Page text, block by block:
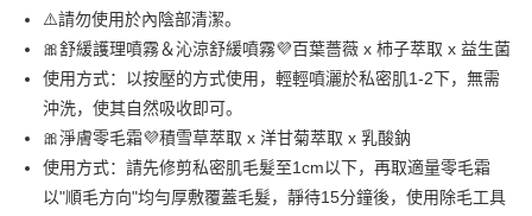
运送方式
全家取貨付款
每笔NT$100，满NT$888(含以上)免运费
付款後全家取貨
每笔NT$100，满NT$888(含以上)免运费
7-11取貨付款
⚠️請勿使用於內陰部清潔。
🎀舒緩護理噴霧＆沁涼舒緩噴霧💜百葉薔薇 x 杮子萃取 x 益生菌
使用方式：以按壓的方式使用，輕輕噴灑於私密肌1-2下，無需
沖洗，使其自然吸收即可。
🎀淨膚零毛霜💜積雪草萃取 x 洋甘菊萃取 x 乳酸鈉
使用方式：請先修剪私密肌毛髮至1cm以下，再取適量零毛霜
以"順毛方向"均勻厚敷覆蓋毛髮，靜待15分鐘後，使用除毛工具